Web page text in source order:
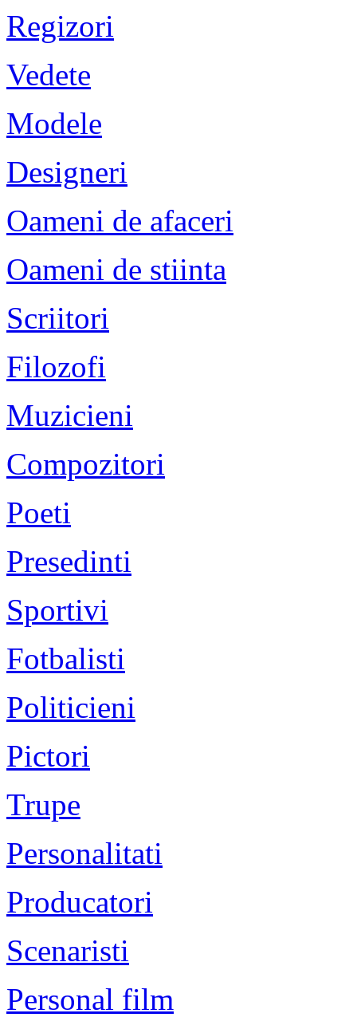
Regizori
Vedete
Modele
Designeri
Oameni de afaceri
Oameni de stiinta
Scriitori
Filozofi
Muzicieni
Compozitori
Poeti
Presedinti
Sportivi
Fotbalisti
Politicieni
Pictori
Trupe
Personalitati
Producatori
Scenaristi
Personal film